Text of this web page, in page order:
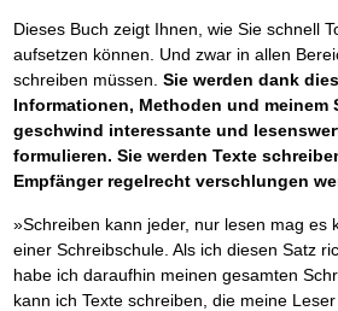
Ihren Zeitgewinn maximieren
GbR-Vertrag mit beschränkter Haftung
Dieses Buch zeigt Ihnen, wie Sie schnell
aufsetzen können. Und zwar in allen
schreiben müssen. Sie werden dank
Informationen, Methoden und meinem
geschwind interessante und
formulieren. Sie werden Texte
Empfänger regelrecht verschlungen
»Schreiben kann jeder, nur lesen mag es
einer Schreibschule. Als ich diesen Satz
habe ich daraufhin meinen gesamten
kann ich Texte schreiben, die meine